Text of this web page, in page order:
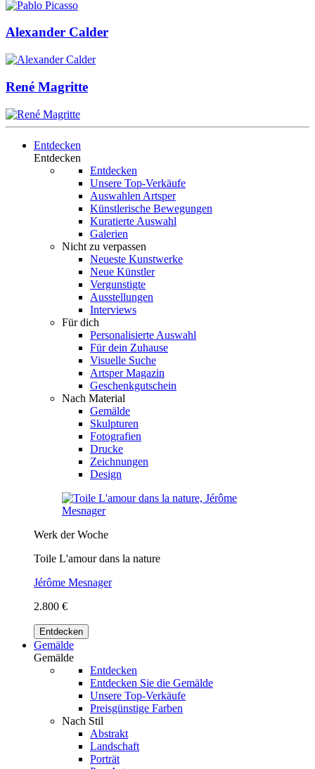
Alexander Calder
René Magritte
Entdecken
Entdecken
Entdecken
Unsere Top-Verkäufe
Auswahlen Artsper
Künstlerische Bewegungen
Kuratierte Auswahl
Galerien
Nicht zu verpassen
Neueste Kunstwerke
Neue Künstler
Vergunstigte
Ausstellungen
Interviews
Für dich
Personalisierte Auswahl
Für dein Zuhause
Visuelle Suche
Artsper Magazin
Geschenkgutschein
Nach Material
Gemälde
Skulpturen
Fotografien
Drucke
Zeichnungen
Design
Werk der Woche
Toile L'amour dans la nature
Jérôme Mesnager
2.800 €
Entdecken
Gemälde
Gemälde
Entdecken
Entdecken Sie die Gemälde
Unsere Top-Verkäufe
Preisgünstige Farben
Nach Stil
Abstrakt
Landschaft
Porträt